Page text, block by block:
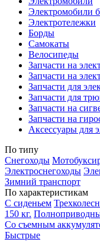
Электромобили
Электротележки
Борды
Самокаты
Велосипеды
Запчасти на
Запчасти на
Запчасти для
Запчасти для
Запчасти на
Запчасти на
Аксессуары для
По типу
Снегоходы
Электроснегоходы
Зимний транспорт
По характеристикам
С сиденьем
150 кг.
Со съемным
Быстрые